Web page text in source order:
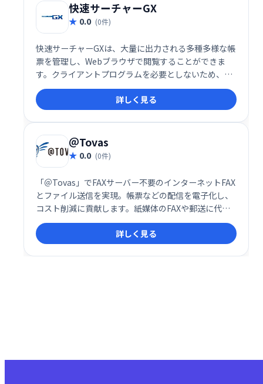
快速サーチャーGX
0.0 (0件)
快速サーチャーGXは、大量に出力される多種多様な帳
票を管理し、Webブラウザで閲覧することができま
す。クライアントプログラムを必要としないため、全
社展開、社外公開を容易かつ強力に推進できる電子帳
票システムです。
詳しく見る
＠Tovas
0.0 (0件)
「＠Tovas」でFAXサーバー不要のインターネットFAX
とファイル送信を実現。帳票などの配信を電子化し、
コスト削減に貢献します。紙媒体のFAXや郵送に代わ
る効率的な配信手段として、業務の省力化とコスト削
減を実現します。 導入も簡単で、すぐにご利用いただ
けます。
詳しく見る